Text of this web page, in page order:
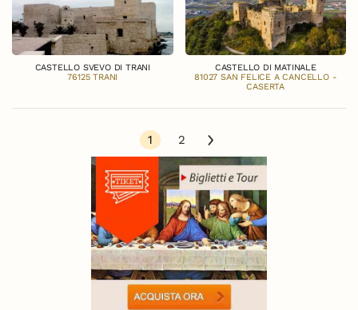
CASTELLO SVEVO DI TRANI
76125 TRANI
CASTELLO DI MATINALE
81027 SAN FELICE A CANCELLO -
CASERTA
1 2